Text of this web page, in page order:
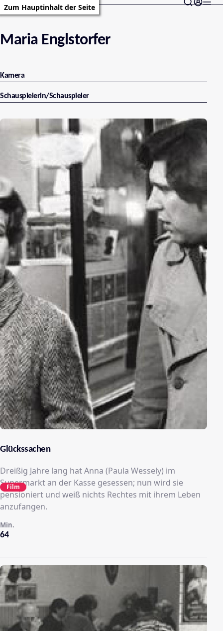
Zum Hauptinhalt der Seite
Maria Englstorfer
Kamera
Schauspielerin/Schauspieler
Glückssachen
Dreißig Jahre lang hat Anna (Paula Wessely) im
Supermarkt an der Kasse gesessen; nun wird sie
pensioniert und weiß nichts Rechtes mit ihrem Leben
anzufangen.
64
Min.
Film